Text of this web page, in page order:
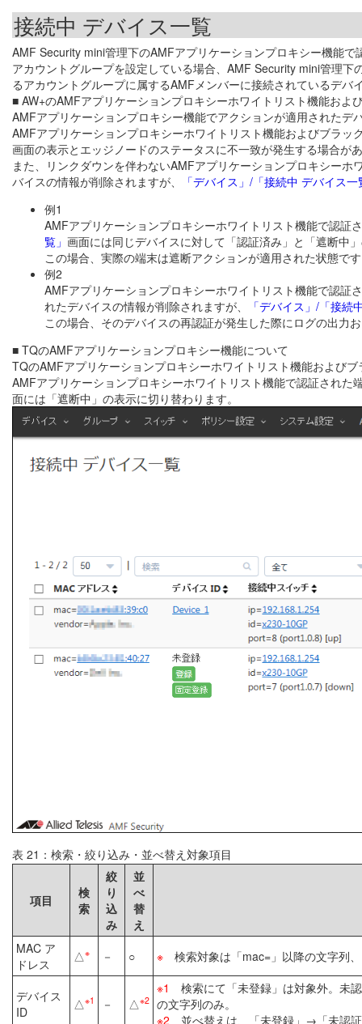
接続中 デバイス一覧
AMF Security mini管理下のAMFアプリケーションプロキシー機能
アカウントグループを設定している場合、AMF Security mini管理
るアカウントグループに属するAMFメンバーに接続されているデバ
■ AW+のAMFアプリケーションプロキシーホワイトリスト機能およ
AMFアプリケーションプロキシー機能でアクションが適用された
AMFアプリケーションプロキシーホワイトリスト機能およびブラッ
画面の表示とエッジノードのステータスに不一致が発生する場合が
また、リンクダウンを伴わないAMFアプリケーションプロキシー
バイスの情報が削除されますが、
「デバイス」/「接続中 デバイス一
例1
AMFアプリケーションプロキシーホワイトリスト機能で認証
覧」 画面には同じデバイスに対して「認証済み」と「遮断中
この場合、実際の端末は遮断アクションが適用された状態で
例2
AMFアプリケーションプロキシーホワイトリスト機能で認証
れたデバイスの情報が削除されますが、
「デバイス」/「接続
この場合、そのデバイスの再認証が発生した際にログの出力
■ TQのAMFアプリケーションプロキシー機能について
TQのAMFアプリケーションプロキシーホワイトリスト機能および
AMFアプリケーションプロキシーホワイトリスト機能で認証された
面には「遮断中」の表示に切り替わります。
表 21：検索・絞り込み・並べ替え対象項目
項目
検
索
絞
り
込
み
並
べ
替
え
MAC ア
ドレス
△※ － ○ ※ 検索対象は「mac=」以降の文字列
デバイス
ID
△※1 － △※2
※1
検索にて「未登録」は対象外。未
の文字列のみ。
※2 並べ替えは、「未登録」→「未認